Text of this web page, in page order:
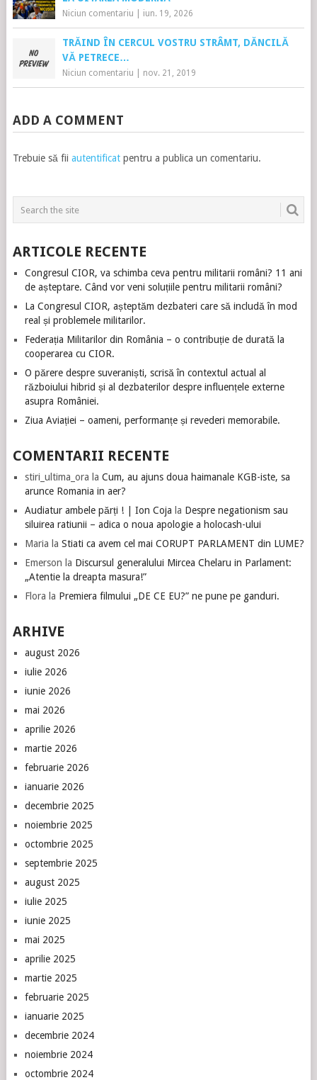
Niciun comentariu iun. 19, 2026
TRĂIND ÎN CERCUL VOSTRU STRÂMT, DĂNCILĂ
VĂ PETRECE…
Niciun comentariu nov. 21, 2019
ADD A COMMENT
Trebuie să fii autentificatpentru a publica un comentariu.
ARTICOLE RECENTE
Congresul CIOR, va schimba ceva pentru militarii români? 11 ani
de așteptare. Când vor veni soluțiile pentru militarii români?
La Congresul CIOR, așteptăm dezbateri care să includă în mod
real și problemele militarilor.
Federația Militarilor din România – o contribuție de durată la
cooperarea cu CIOR.
O părere despre suveraniști, scrisă în contextul actual al
războiului hibrid și al dezbaterilor despre influențele externe
asupra României.
Ziua Aviației – oameni, performanțe și revederi memorabile.
COMENTARII RECENTE
stiri_ultima_ora la Cum, au ajuns doua haimanale KGB-iste, sa
arunce Romania in aer?
Audiatur ambele părți ! | Ion Coja la Despre negationism sau
siluirea ratiunii – adica o noua apologie a holocash-ului
Maria la Stiati ca avem cel mai CORUPT PARLAMENT din LUME?
Emerson la Discursul generalului Mircea Chelaru in Parlament:
„Atentie la dreapta masura!”
Flora la Premiera filmului „DE CE EU?” ne pune pe ganduri.
ARHIVE
august 2026
iulie 2026
iunie 2026
mai 2026
aprilie 2026
martie 2026
februarie 2026
ianuarie 2026
decembrie 2025
noiembrie 2025
octombrie 2025
septembrie 2025
august 2025
iulie 2025
iunie 2025
mai 2025
aprilie 2025
martie 2025
februarie 2025
ianuarie 2025
decembrie 2024
noiembrie 2024
octombrie 2024